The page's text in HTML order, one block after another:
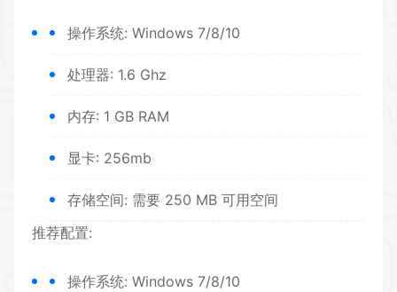
操作系统: Windows 7/8/10
处理器: 1.6 Ghz
内存: 1 GB RAM
显卡: 256mb
存储空间: 需要 250 MB 可用空间
推荐配置:
操作系统: Windows 7/8/10